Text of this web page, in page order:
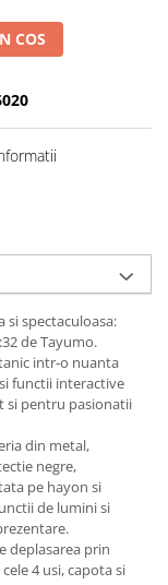
COS
si spectaculoasa:
de Tayumo.
intr-o nuanta
functii interactive
si pentru pasionatii
din metal,
negre,
pe hayon si
de lumini si
deplasarea prin
4 usi, capota si